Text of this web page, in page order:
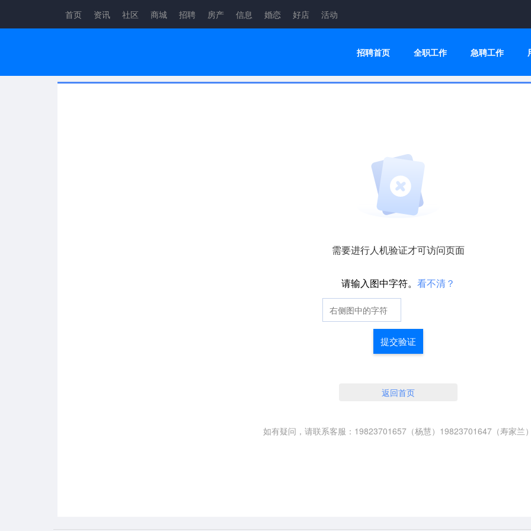
首页 资讯 社区 商城 招聘 房产 信息 婚恋 好店 活动
招聘首页 全职工作 急聘工作
需要进行人机验证才可访问页面
请输入图中字符。 看不清？
提交验证
返回首页
如有疑问，请联系客服：19823701657（杨慧）19823701647（寿家兰